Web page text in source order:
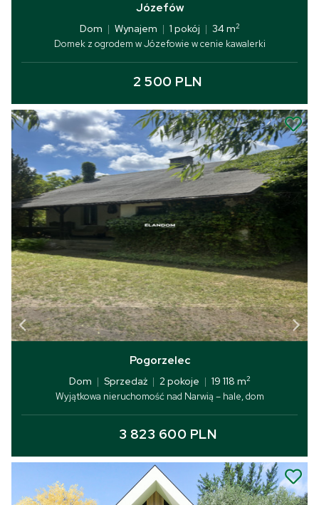
Józefów
Dom | Wynajem | 1 pokój | 34 m2
Domek z ogrodem w Józefowie w cenie kawalerki
2 500 PLN
Pogorzelec
Dom | Sprzedaż | 2 pokoje | 19 118 m2
Wyjątkowa nieruchomość nad Narwią – hale, dom
3 823 600 PLN